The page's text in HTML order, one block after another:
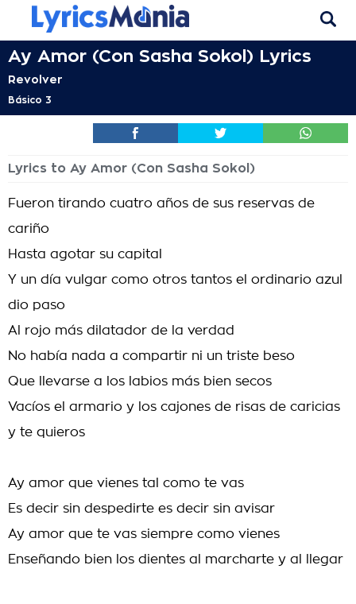
Ay Amor (Con Sasha Sokol) Lyrics
Revolver
Básico 3
Lyrics to Ay Amor (Con Sasha Sokol)
Fueron tirando cuatro años de sus reservas de
cariño
Hasta agotar su capital
Y un día vulgar como otros tantos el ordinario azul
dio paso
Al rojo más dilatador de la verdad
No había nada a compartir ni un triste beso
Que llevarse a los labios más bien secos
Vacíos el armario y los cajones de risas de caricias
y te quieros
Ay amor que vienes tal como te vas
Es decir sin despedirte es decir sin avisar
Ay amor que te vas siempre como vienes
Enseñando bien los dientes al marcharte y al llegar